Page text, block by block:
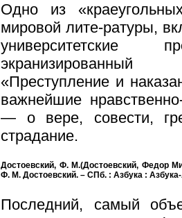
Одно из
мировой лите-ратуры,
университетские
«Преступление и
важнейшие
— о вере, совести,
страдание.
Достоевский, Ф. М.(Достоевский, Федор
Ф. М. Достоевский. – СПб. : Азбука :
Последний, самый